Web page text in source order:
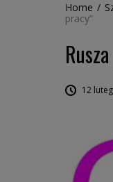
Home /
pracy”
12